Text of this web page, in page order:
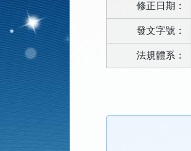
修正日期：
發文字號：
法規體系：
功